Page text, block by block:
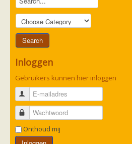
Inloggen
Gebruikers kunnen hier inloggen
E-mailadres
Wachtwoord
Onthoud mij